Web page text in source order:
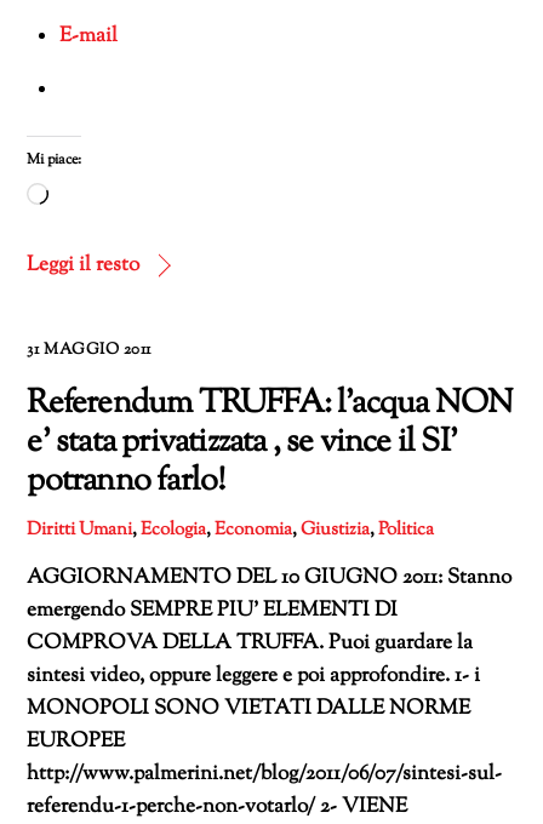
E-mail
Mi piace:
Caricamento
corso…
Leggi il resto
31 MAGGIO 2011
Referendum TRUFFA: l’acqua NON
e’ stata privatizzata , se vince il SI’
potranno farlo!
Diritti Umani,Ecologia,Economia,Giustizia,Politica
AGGIORNAMENTO DEL 10 GIUGNO 2011: Stanno
emergendo SEMPRE PIU’ ELEMENTI DI
COMPROVA DELLA TRUFFA. Puoi guardare la
sintesi video, oppure leggere e poi approfondire. 1- i
MONOPOLI SONO VIETATI DALLE NORME
EUROPEE
http://www.palmerini.net/blog/2011/06/07/sintesi-sul-
referendu-1-perche-non-votarlo/ 2- VIENE